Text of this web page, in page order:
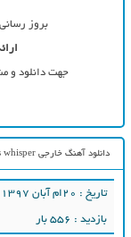
بروز
جهت دانلود و
دانلود آهنگ خارجی careless whisper از GEORGE MICHAEL
تاریخ : ۲۰ام آبان ۱۳۹۷
بازدید : 556 بار